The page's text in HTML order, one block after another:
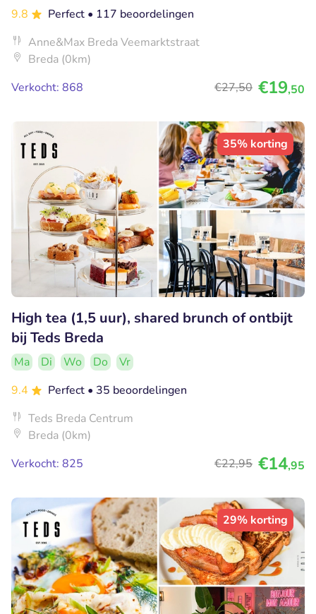
9.8
Perfect • 117 beoordelingen
Anne&Max Breda Veemarktstraat
Breda (0km)
Verkocht: 868
€27,50 €19,50
35% korting
High tea (1,5 uur), shared brunch of ontbijt
bij Teds Breda
Ma Di Wo Do
Vr
9.4
Perfect • 35 beoordelingen
Teds Breda Centrum
Breda (0km)
Verkocht: 825
€22,95 €14,95
29% korting